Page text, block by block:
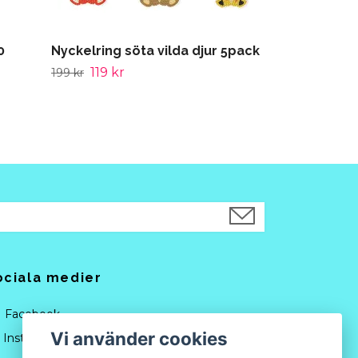
Nyckelring söta vilda djur 5pack
199 kr 119 kr
medier
Facebook
InstagramVi använder cookies